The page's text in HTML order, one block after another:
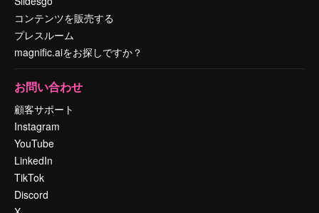
コンテンツを販売する
プレスルーム
magnific.aiをお探しですか？
お問い合わせ
顧客サポート
Instagram
YouTube
LinkedIn
TikTok
Discord